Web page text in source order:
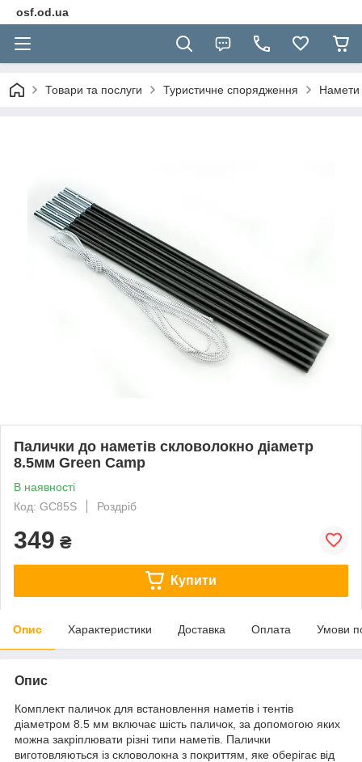
osf.od.ua
Товари та послуги Туристичне спорядження Намети
Палички до наметів скловолокно діаметр
8.5мм Green Camp
В наявності
Код: GC85S
Роздріб
349 ₴
Купити
Опис Характеристики Доставка Оплата Умови
Опис
Комплект паличок для встановлення наметів і тентів
діаметром 8.5 мм включає шість паличок, за допомогою яких
можна закріплювати різні типи наметів. Палички
виготовляються із скловолокна з покриттям, яке оберігає від